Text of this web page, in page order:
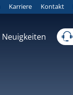
Karriere Kontakt
Neuigkeiten